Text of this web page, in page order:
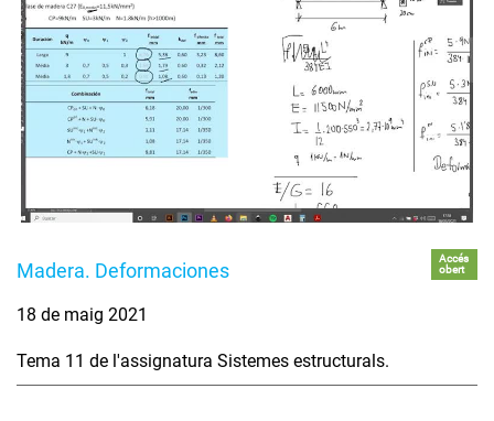
Madera. Deformaciones
Accés
obert
18 de maig 2021
Tema 11 de l'assignatura Sistemes estructurals.